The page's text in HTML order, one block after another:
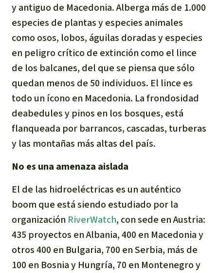
y antiguo de Macedonia. Alberga más de 1.000
especies de plantas y especies animales
como osos, lobos, águilas doradas y especies
en peligro crítico de extinción como el lince
de los balcanes, del que se piensa que sólo
quedan menos de 50 individuos. El lince es
todo un ícono en Macedonia. La frondosidad
deabedules y pinos en los bosques, está
flanqueada por barrancos, cascadas, turberas
y las montañas más altas del país.
No es una amenaza aislada
El de las hidroeléctricas es un auténtico
boom que está siendo estudiado por la
organización RiverWatch, con sede en Austria:
435 proyectos en Albania, 400 en Macedonia y
otros 400 en Bulgaria, 700 en Serbia, más de
100 en Bosnia y Hungría, 70 en Montenegro y